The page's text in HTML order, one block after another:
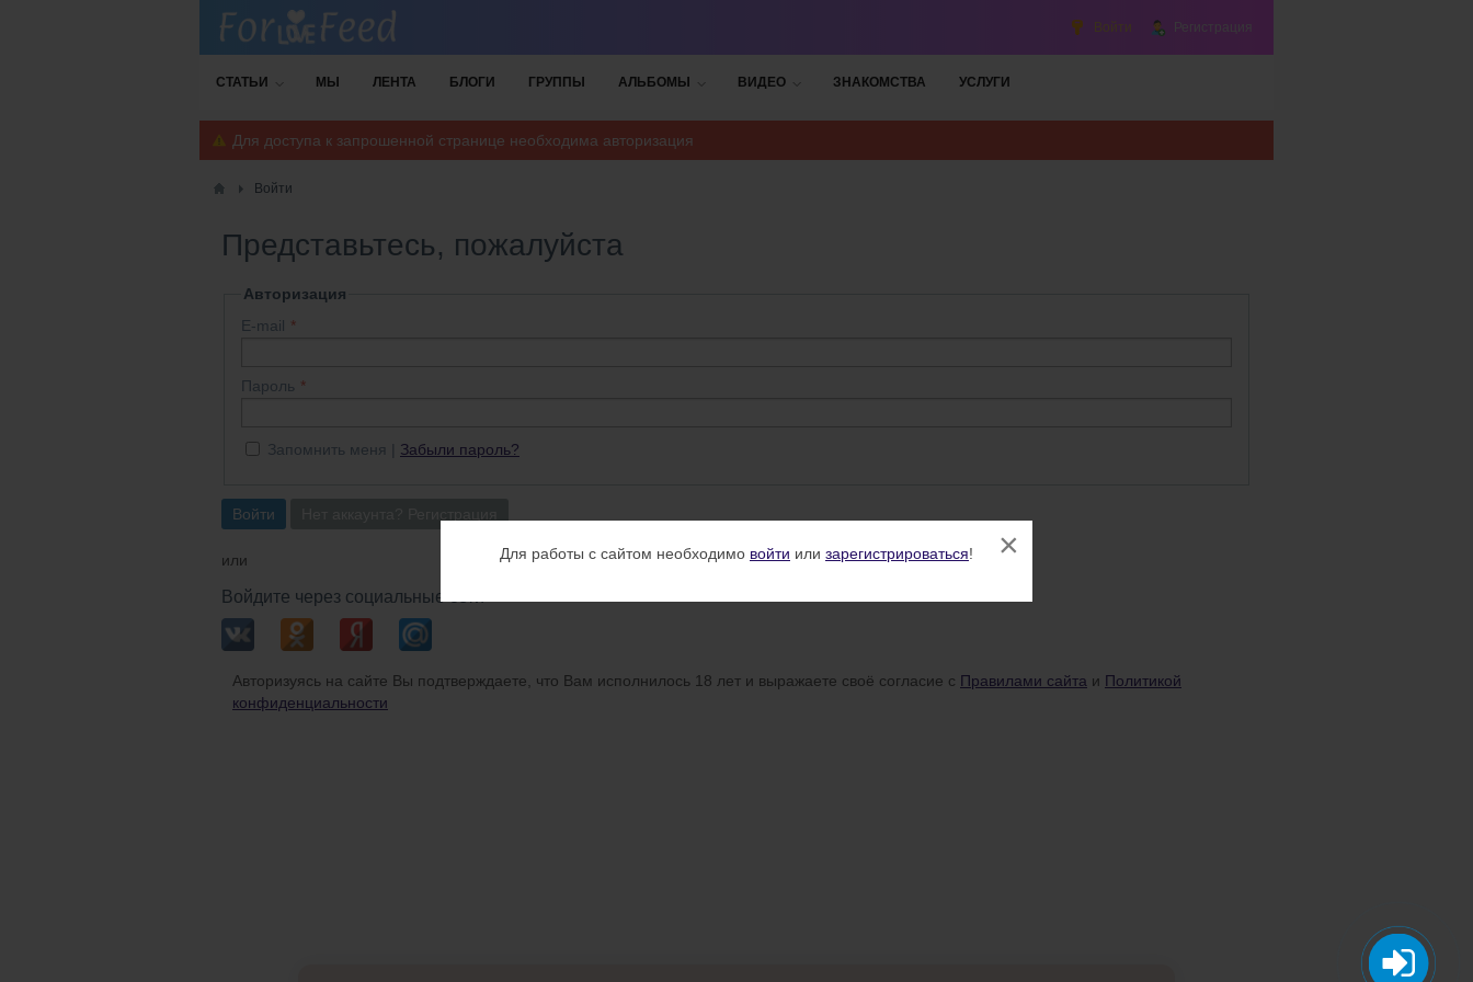
Для работы с сайтом необходимо войти или зарегистрироваться! ×
Войти Регистрация
СТАТЬИ МЫ ЛЕНТА БЛОГИ ГРУППЫ АЛЬБОМЫ ВИДЕО ЗНАКОМСТВА УСЛУГИ
Для доступа к запрошенной странице необходима авторизация
Войти
Представьтесь, пожалуйста
Авторизация
E-mail
Пароль
Запомнить меня Забыли пароль?
Войти
или
Войдите через социальные сети
Авторизуясь на сайте Вы подтверждаете, что Вам исполнилось 18 лет и выражаете своё согласие с Правилами сайта и Политикой
конфиденциальности